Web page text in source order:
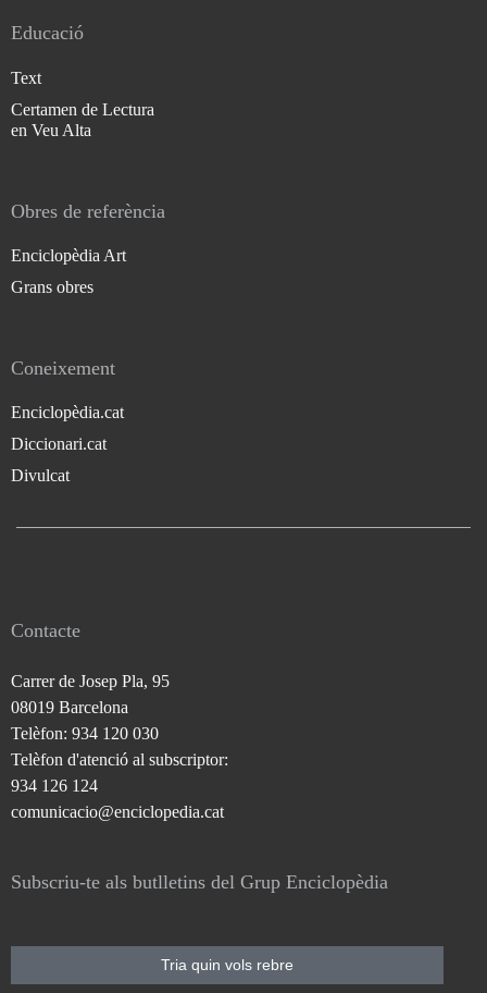
Educació
Text
Certamen de Lectura
en Veu Alta
Obres de referència
Enciclopèdia Art
Grans obres
Coneixement
Enciclopèdia.cat
Diccionari.cat
Divulcat
Contacte
Carrer de Josep Pla, 95
08019 Barcelona
Telèfon: 934 120 030
Telèfon d'atenció al subscriptor:
934 126 124
comunicacio@enciclopedia.cat
Subscriu-te als butlletins del Grup Enciclopèdia
Tria quin vols rebre